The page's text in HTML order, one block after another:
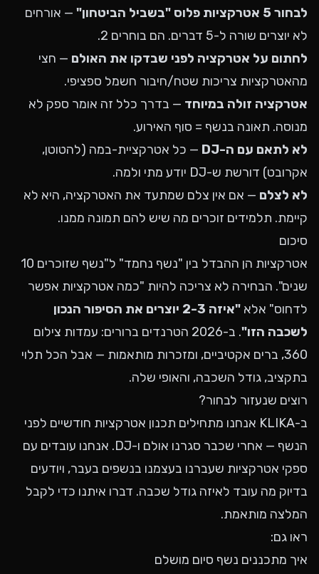
לבחור 5 אטרקציות פלוס "בשביל הביטחון"
— אורחים
לא יוצרים שורה ל-5 דברים. הם בוחרים 2.
לחתום על אטרקציה לפני שבדקו את האולם — חצי
מהאטרקציות צריכות שטח/חיבור חשמל ספציפי.
אטרקציה זולה במיוחד — בדרך כלל זה אומר ספק לא
מנוסה. תאונה בנשף = סוף האירוע.
לא לתאם עם ה-DJ
— כל אטרקציית-במה (להטוטן,
אקרובט) דורשת ש-DJ יודע מתי ולמה.
לא לצלם — אם אין צלם שמתעד את האטרקציה, היא לא
קיימת. תלמידים זוכרים מה שיש להם תמונה ממנו.
סיכום
אטרקציות הן ההבדל בין "נשף נחמד" ל"נשף שזוכרים 10
שנים". הבחירה לא צריכה להיות "כמה אטרקציות אפשר
לדחוס" אלא
"איזה 2-3 יוצרים את הסיפור הנכון
לשכבה הזו"
. ב-2026 הטרנדים ברורים: עמדות צילום
360, ברים אקטיביים, ומזכרות מותאמות — אבל הכל תלוי
בתקציב, גודל השכבה, והאופי שלה.
רוצים שנעזור לבחור?
ב-KLIKA אנחנו מתחילים תכנון אטרקציות חודשיים לפני
הנשף — אחרי שכבר סגרנו אולם ו-DJ. אנחנו עובדים עם
ספקי אטרקציות שעברנו בעצמנו בנשפים בעבר, ויודעים
בדיוק מה עובד לאיזה גודל שכבה. דברו איתנו כדי לקבל
המלצה מותאמת.
ראו גם:
איך מתכננים נשף סיום מושלם